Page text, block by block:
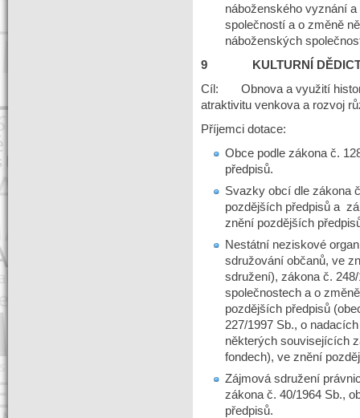
náboženského vyznání
společností a o změně
náboženských
9
KULTURNÍ
Cíl: Obnova a využití
atraktivitu venkova a rozvoj
Příjemci dotace:
Obce podle zákona č.
předpisů.
Svazky obcí dle zákona
pozdějších předpisů a
znění pozdějších
Nestátní neziskové
sdružování občanů, ve
sdružení), zákona č.
společnostech a o
pozdějších předpisů
227/1997 Sb., o
některých souvisejících
fondech), ve znění
Zájmová sdružení
zákona č. 40/1964 Sb.,
předpisů.